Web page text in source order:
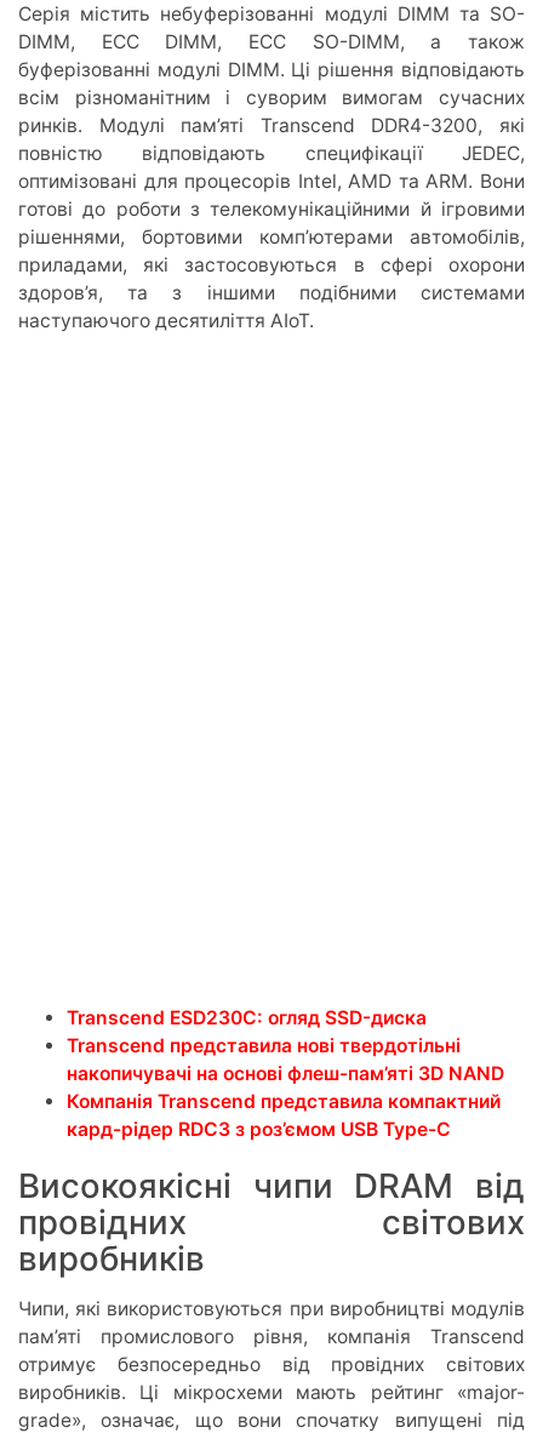
Серія містить небуферізованні модулі DIMM та SO-
DIMM, ECC DIMM, ECC SO-DIMM, а також
буферізованні модулі DIMM. Ці рішення відповідають
всім різноманітним і суворим вимогам сучасних
ринків. Модулі пам’яті Transcend DDR4-3200, які
повністю відповідають специфікації JEDEC,
оптимізовані для процесорів Intel, AMD та ARM. Вони
готові до роботи з телекомунікаційними й ігровими
рішеннями, бортовими комп’ютерами автомобілів,
приладами, які застосовуються в сфері охорони
здоров’я, та з ​​іншими подібними системами
наступаючого десятиліття AIoT.
Transcend ESD230C: огляд SSD-диска
Transcend представила нові твердотільні
накопичувачі на основі флеш-пам’яті 3D NAND
Компанія Transcend представила компактний
кард-рідер RDC3 з роз’ємом USB Type-C
Високоякісні чипи DRAM від
провідних світових
виробників
Чипи, які використовуються при виробництві модулів
пам’яті промислового рівня, компанія Transcend
отримує безпосередньо від провідних світових
виробників. Ці мікросхеми мають рейтинг «major-
grade», означає, що вони спочатку випущені під